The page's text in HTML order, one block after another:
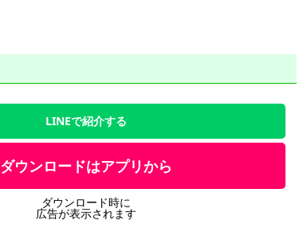
LINEで紹介する
ダウンロードはアプリから
ダウンロード時に
広告が表示されます